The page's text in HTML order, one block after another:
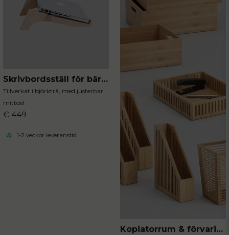
Skrivbordsställ för bärbara datorer
Tillverkat i björkträ, med justerbar
mittdel
€ 449
1-2 veckor leveranstid
Kopiatorrum & förvaring